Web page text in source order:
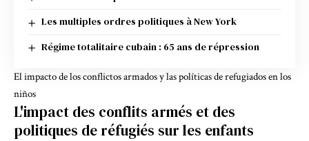
Les multiples ordres politiques à New York
Régime totalitaire cubain : 65 ans de répression
El impacto de los conflictos armados y las políticas de refugiados en los
niños
L'impact des conflits armés et des
politiques de réfugiés sur les enfants